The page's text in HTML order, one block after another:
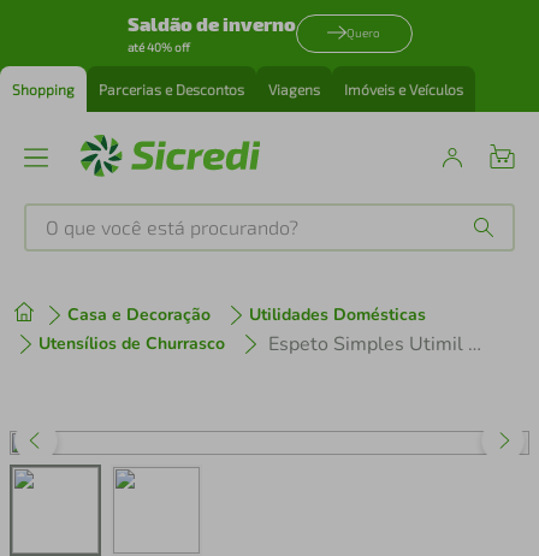
Saldão de inverno
até 40% off
Quero
Shopping Parcerias e Descontos Viagens Imóveis e Veículos
O que você está procurando?
Casa e Decoração
Utilidades Domésticas
Utensílios de Churrasco
Espeto Simples Utimil em Aço Inox e Madeira - 95 cm
1º tenis
3º perfume